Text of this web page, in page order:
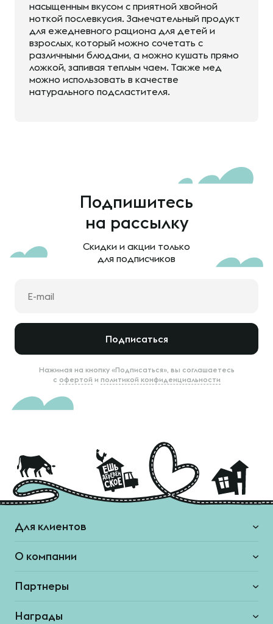
насыщенным вкусом с приятной хвойной
ноткой послевкусия. Замечательный продукт
для ежедневного рациона для детей и
взрослых, который можно сочетать с
различными блюдами, а можно кушать прямо
ложкой, запивая теплым чаем. Также мед
можно использовать в качестве
натурального подсластителя.
Подпишитесь
на рассылку
Скидки и акции только
для подписчиков
Подписаться
Нажимая на кнопку «Подписаться», вы соглашаетесь
с офертой и политикой конфиденциальности
Для клиентов
О компании
Партнеры
Награды